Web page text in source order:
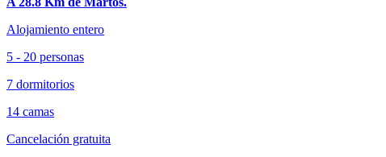
Alojamiento entero
5 - 20 personas
7 dormitorios
14 camas
Cancelación gratuita